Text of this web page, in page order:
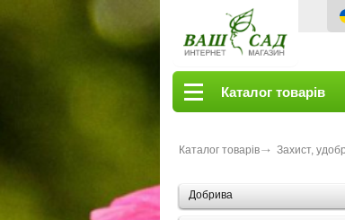
Каталог товарів
Каталог товарів Захист,
Добрива